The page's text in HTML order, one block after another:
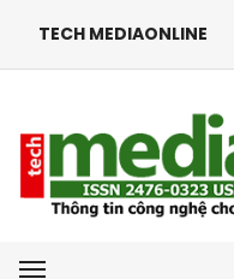
TECH MEDIAONLINE
Mở menu